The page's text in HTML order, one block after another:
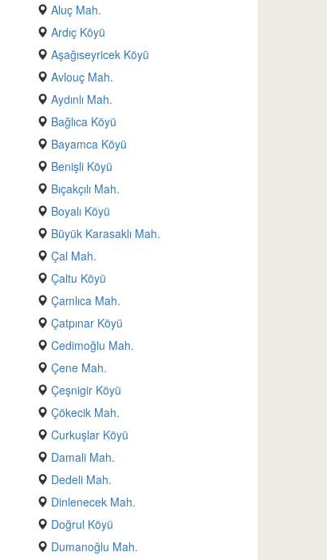
Aluç Mah.
Ardıç Köyü
Aşağıseyricek Köyü
Avlouç Mah.
Aydınlı Mah.
Bağlıca Köyü
Bayamca Köyü
Benişli Köyü
Bıçakçılı Mah.
Boyalı Köyü
Büyük Karasaklı Mah.
Çal Mah.
Çaltu Köyü
Çamlıca Mah.
Çatpınar Köyü
Cedimoğlu Mah.
Çene Mah.
Çeşnigir Köyü
Çökecik Mah.
Curkuşlar Köyü
Damali Mah.
Dedeli Mah.
Dinlenecek Mah.
Doğrul Köyü
Dumanoğlu Mah.